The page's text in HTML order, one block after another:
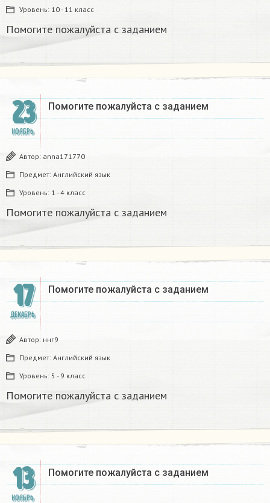
Уровень: 10 - 11 класс
Помогите пожалуйста с заданием
23
НОЯБРЬ
Помогите пожалуйста с заданием
Автор: anna171770
Предмет: Английский язык
Уровень: 1 - 4 класс
Помогите пожалуйста с заданием
17
ДЕКАБРЬ
Помогите пожалуйста с заданием
Автор: ннг9
Предмет: Английский язык
Уровень: 5 - 9 класс
Помогите пожалуйста с заданием
13
НОЯБРЬ
Помогите пожалуйста с заданием